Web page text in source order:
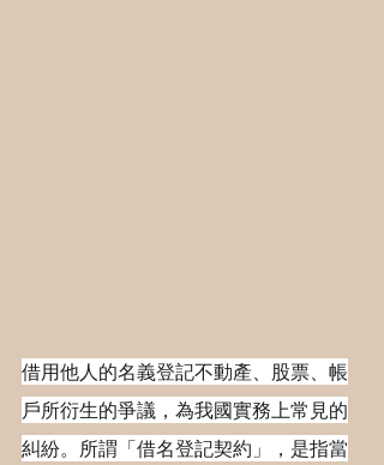
借用他人的名義登記不動產、股票、帳
戶所衍生的爭議，為我國實務上常見的
糾紛。所謂「借名登記契約」，是指當